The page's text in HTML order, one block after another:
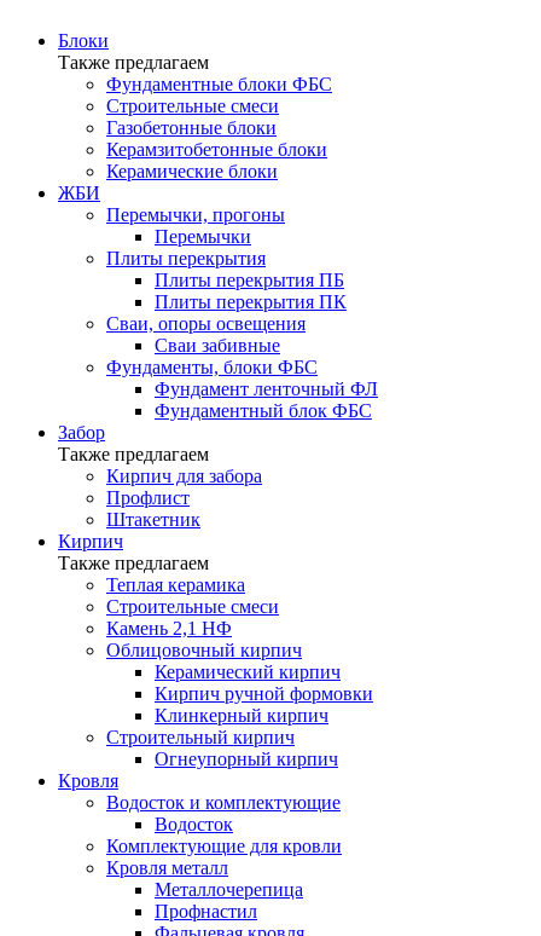
Блоки
Также предлагаем
Фундаментные блоки ФБС
Строительные смеси
Газобетонные блоки
Керамзитобетонные блоки
Керамические блоки
ЖБИ
Перемычки, прогоны
Перемычки
Плиты перекрытия
Плиты перекрытия ПБ
Плиты перекрытия ПК
Сваи, опоры освещения
Сваи забивные
Фундаменты, блоки ФБС
Фундамент ленточный ФЛ
Фундаментный блок ФБС
Забор
Также предлагаем
Кирпич для забора
Профлист
Штакетник
Кирпич
Также предлагаем
Теплая керамика
Строительные смеси
Камень 2,1 НФ
Облицовочный кирпич
Керамический кирпич
Кирпич ручной формовки
Клинкерный кирпич
Строительный кирпич
Огнеупорный кирпич
Кровля
Водосток и комплектующие
Водосток
Комплектующие для кровли
Кровля металл
Металлочерепица
Профнастил